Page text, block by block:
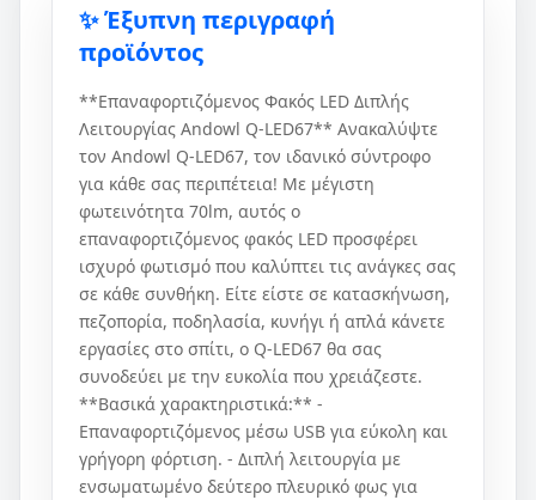
✨ Έξυπνη περιγραφή
προϊόντος
**Επαναφορτιζόμενος Φακός LED Διπλής
Λειτουργίας Andowl Q-LED67** Ανακαλύψτε
τον Andowl Q-LED67, τον ιδανικό σύντροφο
για κάθε σας περιπέτεια! Με μέγιστη
φωτεινότητα 70lm, αυτός ο
επαναφορτιζόμενος φακός LED προσφέρει
ισχυρό φωτισμό που καλύπτει τις ανάγκες σας
σε κάθε συνθήκη. Είτε είστε σε κατασκήνωση,
πεζοπορία, ποδηλασία, κυνήγι ή απλά κάνετε
εργασίες στο σπίτι, ο Q-LED67 θα σας
συνοδεύει με την ευκολία που χρειάζεστε.
**Βασικά χαρακτηριστικά:** -
Επαναφορτιζόμενος μέσω USB για εύκολη και
γρήγορη φόρτιση. - Διπλή λειτουργία με
ενσωματωμένο δεύτερο πλευρικό φως για